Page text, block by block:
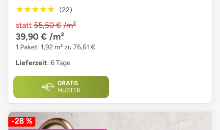
★★★★★
★★★★★ (22)
statt 55,50 € /m²
39,90 € /m²
1 Paket: 1,92 m² zu 76,61 €
Lieferzeit: 6 Tage
GRATIS
MUSTER
-28 %